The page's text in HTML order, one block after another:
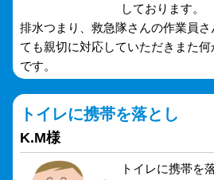
しております。
排水つまり、救急隊さんの作業員
ても親切に対応していただきまた
です。
トイレに携帯を落とし
K.M様
トイレに携帯を